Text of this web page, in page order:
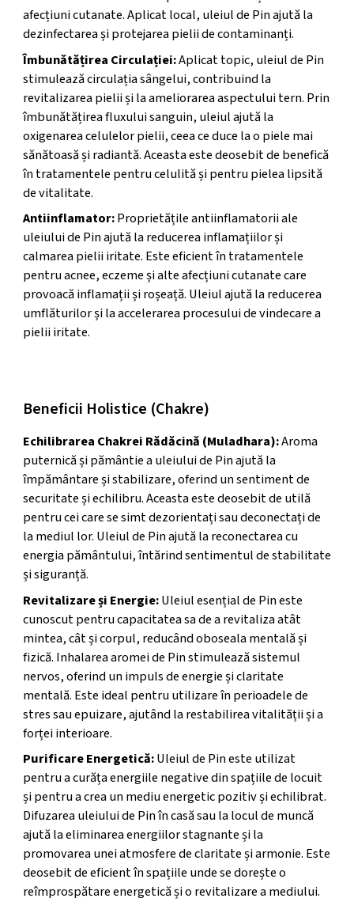
afecțiuni cutanate. Aplicat local, uleiul de Pin ajută la
dezinfectarea și protejarea pielii de contaminanți.
Îmbunătățirea Circulației:Aplicat topic, uleiul de Pin
stimulează circulația sângelui, contribuind la
revitalizarea pielii și la ameliorarea aspectului tern. Prin
îmbunătățirea fluxului sanguin, uleiul ajută la
oxigenarea celulelor pielii, ceea ce duce la o piele mai
sănătoasă și radiantă. Aceasta este deosebit de benefică
în tratamentele pentru celulită și pentru pielea lipsită
de vitalitate.
Antiinflamator:Proprietățile antiinflamatorii ale
uleiului de Pin ajută la reducerea inflamațiilor și
calmarea pielii iritate. Este eficient în tratamentele
pentru acnee, eczeme și alte afecțiuni cutanate care
provoacă inflamații și roșeață. Uleiul ajută la reducerea
umflăturilor și la accelerarea procesului de vindecare a
pielii iritate.
Beneficii Holistice (Chakre)
Echilibrarea Chakrei Rădăcină (Muladhara):Aroma
puternică și pământie a uleiului de Pin ajută la
împământare și stabilizare, oferind un sentiment de
securitate și echilibru. Aceasta este deosebit de utilă
pentru cei care se simt dezorientați sau deconectați de
la mediul lor. Uleiul de Pin ajută la reconectarea cu
energia pământului, întărind sentimentul de stabilitate
și siguranță.
Revitalizare și Energie:Uleiul esențial de Pin este
cunoscut pentru capacitatea sa de a revitaliza atât
mintea, cât și corpul, reducând oboseala mentală și
fizică. Inhalarea aromei de Pin stimulează sistemul
nervos, oferind un impuls de energie și claritate
mentală. Este ideal pentru utilizare în perioadele de
stres sau epuizare, ajutând la restabilirea vitalității și a
forței interioare.
Purificare Energetică:Uleiul de Pin este utilizat
pentru a curăța energiile negative din spațiile de locuit
și pentru a crea un mediu energetic pozitiv și echilibrat.
Difuzarea uleiului de Pin în casă sau la locul de muncă
ajută la eliminarea energiilor stagnante și la
promovarea unei atmosfere de claritate și armonie. Este
deosebit de eficient în spațiile unde se dorește o
reîmprospătare energetică și o revitalizare a mediului.